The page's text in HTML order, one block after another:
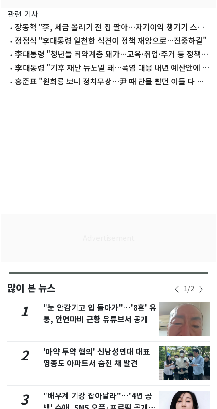
관련 기사
장동혁 "李, 세금 올리기 전 집 팔아…자기이익 챙기기 스페
셜리스트"
정점식 "李대통령 일천한 식견이 정책 재앙으로…진중하길"
李대통령 "청년들 취약계층 돼가…교육·취업·주거 등 정책
재편 검토"
李대통령 "기후 재난 뉴노멀 돼…폭염 대응 내년 예산안에 반
영"홍준표 "원희룡 보니 정치무상…尹 때 단물 빨던 이들 다 어
많이 본 뉴스 1/2
1
"눈 안감기고 입 돌아가"…'8혼' 유
퉁, 안면마비 근황 유튜브서 공개
2
'마약 투약 혐의' 신남성연대 대표
영종도 아파트서 숨진 채 발견
3
"배우계 기강 잡아달라"…'4년 공